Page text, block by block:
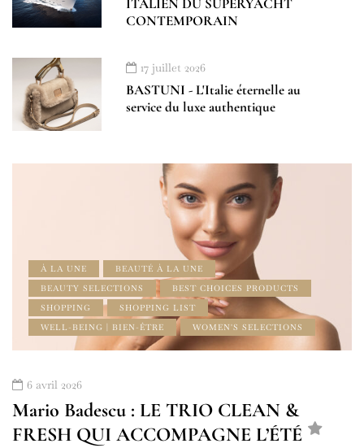
ITALIEN DU SUPERYACHT
CONTEMPORAIN
17 juillet 2026
BASTUNI - L'Italie éternelle au
service du luxe authentique
À LA UNE
BEAUTÉ À LA UNE
BEAUTY SELECTIONS
BEST CHOICES PRODUCTS
SHOPPING
SHOPPING LIST
WELL-BEING | BIEN-ÊTRE
WOMEN'S SELECTIONS
6 avril 2026
Mario Badescu : LE TRIO CLEAN &
FRESH QUI ACCOMPAGNE L’ÉTÉ